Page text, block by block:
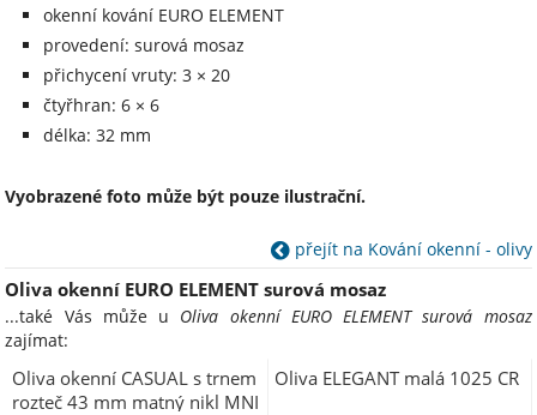
okenní kování EURO ELEMENT
provedení: surová mosaz
přichycení vruty: 3 × 20
čtyřhran: 6 × 6
délka: 32 mm
Vyobrazené foto může být pouze ilustrační.
přejít na Kování okenní - olivy
Oliva okenní EURO ELEMENT surová mosaz
...také Vás může u Oliva okenní EURO ELEMENT surová mosaz
zajímat:
Oliva okenní CASUAL s trnem
rozteč 43 mm matný nikl MNI
Oliva ELEGANT malá 1025 CR